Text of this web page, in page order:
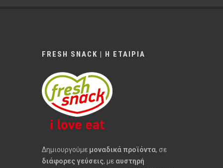
FRESH SNACK | Η ΕΤΑΙΡΙΑ
Δημιουργούμε μοναδικά προϊόντα, σε
διάφορες γεύσεις, με αυστηρή